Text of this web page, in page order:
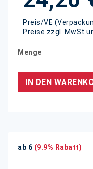
Preis/VE
Preise zzgl. MwSt
Menge
IN DEN
ab 6 (9.9% Rabatt)